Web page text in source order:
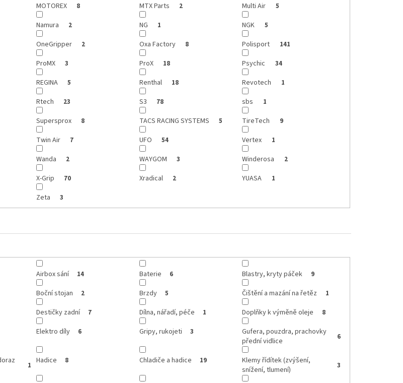
MOTOREX 8 MTX Parts 2 Multi Air 5
Namura 2 NG 1 NGK 5
OneGripper 2 Oxa Factory 8 Polisport 141
ProMX 3 ProX 18 Psychic 34
REGINA 5 Renthal 18 Revotech 1
Rtech 23 S3 78 sbs 1
Supersprox 8 TACS RACING SYSTEMS 5 TireTech 9
Twin Air 7 UFO 54 Vertex 1
Wanda 2 WAYGOM 3 Winderosa 2
X-Grip 70 Xradical 2 YUASA 1
Zeta 3
Airbox sání 14 Baterie 6 Blastry, kryty páček 9
Boční stojan 2 Brzdy 5 Čištění a mazání na řetěz 1
Destičky zadní 7 Dílna, nářadí, péče 1 Doplňky k výměně oleje 8
Elektro díly 6 Gripy, rukojeti 3
Gufera, pouzdra, prachovky
přední vidlice
6
1 Hadice 8 Chladiče a hadice 19
Klemy řídítek (zvýšení,
snížení, tlumení)
3